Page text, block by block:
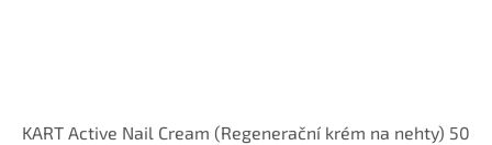
KART Active Nail Cream (Regenerační krém na nehty) 50